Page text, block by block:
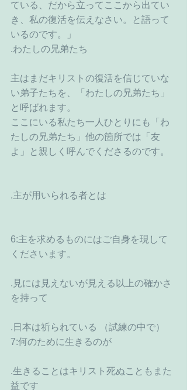
ている、だから立ってここから出てい
き、私の復活を伝えなさい。と語って
いるのです。」
.わたしの兄弟たち
主はまだキリストの復活を信じていな
い弟子たちを、「わたしの兄弟たち」
と呼ばれます。
ここにいる私たち一人ひとりにも「わ
たしの兄弟たち」他の箇所では「友
よ」と親しく呼んでくださるのです。
.主が用いられる者とは
6:主を求めるものにはご自身を現して
くださいます。
.見には見えないが見える以上の確かさ
を持って
.日本は祈られている （試練の中で）
7:何のために生きるのが
.生きることはキリスト死ぬこともまた
益です